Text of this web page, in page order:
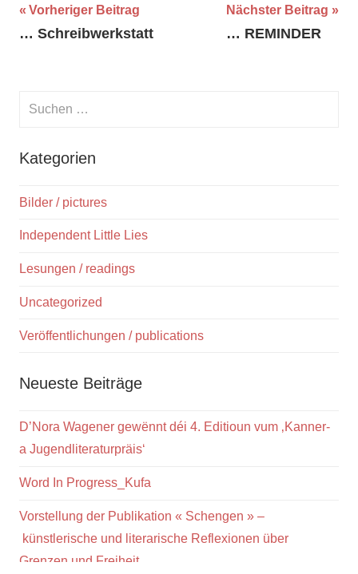
Beitragsnavigation
Vorheriger Beitrag
… Schreibwerkstatt
Nächster Beitrag
… REMINDER
Suchen
Kategorien
Bilder / pictures
Independent Little Lies
Lesungen / readings
Uncategorized
Veröffentlichungen / publications
Neueste Beiträge
D’Nora Wagener gewënnt déi 4. Editioun vum ‚Kanner-
a Jugendliteraturpräis‘
Word In Progress_Kufa
Vorstellung der Publikation « Schengen » –
künstlerische und literarische Reflexionen über
Grenzen und Freiheit